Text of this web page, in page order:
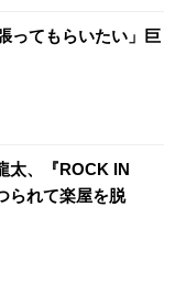
ってもらいたい」巨
太、『ROCK IN
られて楽屋を脱